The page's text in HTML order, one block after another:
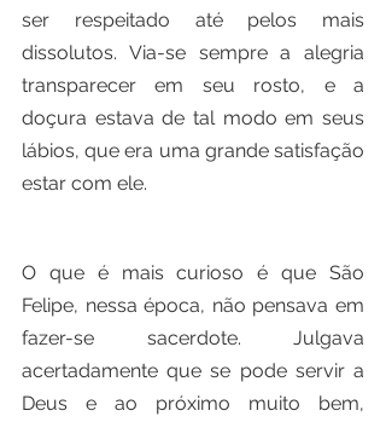
ser respeitado até pelos mais
dissolutos. Via-se sempre a alegria
transparecer em seu rosto, e a
doçura estava de tal modo em seus
lábios, que era uma grande satisfação
estar com ele.
O que é mais curioso é que São
Felipe, nessa época, não pensava em
fazer-se sacerdote. Julgava
acertadamente que se pode servir a
Deus e ao próximo muito bem,